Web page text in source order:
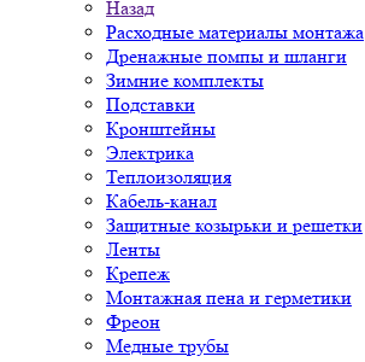
Назад
Расходные материалы монтажа
Дренажные помпы и шланги
Зимние комплекты
Подставки
Кронштейны
Электрика
Теплоизоляция
Кабель-канал
Защитные козырьки и решетки
Ленты
Крепеж
Монтажная пена и герметики
Фреон
Медные трубы